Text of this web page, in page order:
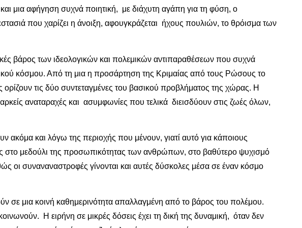
μια αφήγηση συχνά ποιητική, με διάχυτη αγάπη για τη φύση, ο
που χαρίζει η άνοιξη, αφουγκράζεται ήχους πουλιών, το θρόισμα των
βάρος των ιδεολογικών και πολεμικών αντιπαραθέσεων που συχνά
κόσμου. Από τη μια η προσάρτηση της Κριμαίας από τους Ρώσους το
τις δύο συντεταγμένες του βασικού προβλήματος της χώρας. Η
αναταραχές και ασυμφωνίες που τελικά διεισδύουν στις ζωές όλων,
ακόμα και λόγω της περιοχής που μένουν, γιατί αυτό για κάποιους
στο μεδούλι της προσωπικότητας των ανθρώπων, στο βαθύτερο ψυχισμό
οι συναναναστροφές γίνονται και αυτές δύσκολες μέσα σε έναν κόσμο
σε μια κοινή καθημερινότητα απαλλαγμένη από το βάρος του πολέμου.
Η ειρήνη σε μικρές δόσεις έχει τη δική της δυναμική, όταν δεν